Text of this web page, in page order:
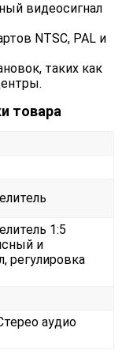
видеосигнал
NTSC, PAL и
таких как
товара
1:5
и
регулировка
аудио